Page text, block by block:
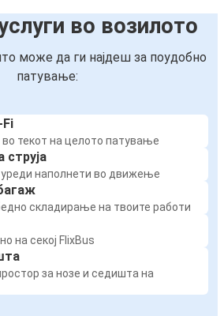
во возилото
може да ги најдеш за поудобно
патување:
Fi
текот на целото патување
струја
наполнети во движење
складирање на твоите работи
на секој FlixBus
за нозе и седишта на